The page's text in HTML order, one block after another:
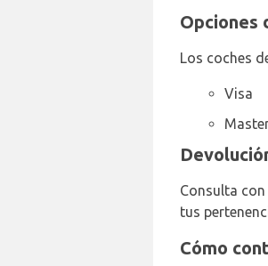
Opciones
Los coches
Visa
Consulta
tus
Cómo